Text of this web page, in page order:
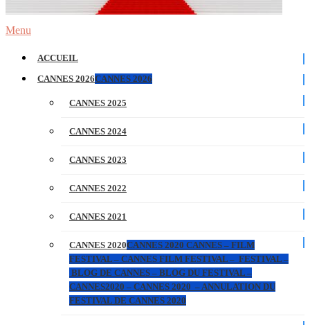
Menu
ACCUEIL
CANNES 2026CANNES 2026
CANNES 2025
CANNES 2024
CANNES 2023
CANNES 2022
CANNES 2021
CANNES 2020CANNES 2020 CANNES – FILM
FESTIVAL – CANNES FILM FESTIVAL – FESTIVAL –
BLOG DE CANNES – BLOG DU FESTIVAL –
CANNES2020 – CANNES 2020 – ANNULATION DU
FESTIVAL DE CANNES 2020